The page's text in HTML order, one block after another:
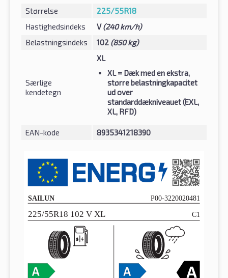
Størrelse
225/55R18
Hastighedsindeks
V(240 km/h)
Belastningsindeks
102 (850 kg)
Særlige
kendetegn
XL
XL= Dæk med en ekstra,
større belastningkapacitet
ud over
standarddækniveauet (EXL,
XL, RFD)
EAN-kode 8935341218390